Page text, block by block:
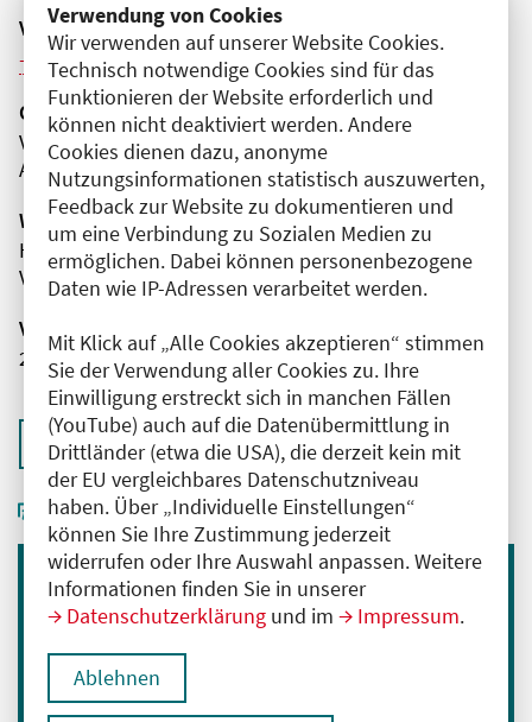
Verwendung von Cookies
Wir verwenden auf unserer Website Cookies.
Technisch notwendige Cookies sind für das
Funktionieren der Website erforderlich und
können nicht deaktiviert werden. Andere
Cookies dienen dazu, anonyme
Nutzungsinformationen statistisch auszuwerten,
Feedback zur Website zu dokumentieren und
um eine Verbindung zu Sozialen Medien zu
ermöglichen. Dabei können personenbezogene
Daten wie IP-Adressen verarbeitet werden.
Mit Klick auf „Alle Cookies akzeptieren“ stimmen
Sie der Verwendung aller Cookies zu. Ihre
Einwilligung erstreckt sich in manchen Fällen
(YouTube) auch auf die Datenübermittlung in
Drittländer (etwa die USA), die derzeit kein mit
der EU vergleichbares Datenschutzniveau
haben. Über „Individuelle Einstellungen“
können Sie Ihre Zustimmung jederzeit
widerrufen oder Ihre Auswahl anpassen. Weitere
Informationen finden Sie in unserer
Datenschutzerklärung und im Impressum.
Ablehnen
Veranstaltungsreihe
Weitere Veranstaltungen dieser Reihe (13)
Organisator(en)
Vivantes Humboldt-Klinikum
Anästhesie, operative Intensivmedizin
Wissenschaftliche Leitung
Herr Dr. med. Adrian Falke
Vivantes Humboldt-Klinikum
Veranstaltungsnummer
2761102026029520134
Zurück zur Übersicht
Immer informiert bleiben
E-Mail-Adresse eingeben